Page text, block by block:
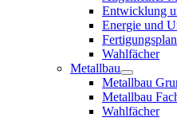
Entwicklung
Energie und
Wahlfächer
Metallbau
Metallbau
Metallbau
Wahlfächer